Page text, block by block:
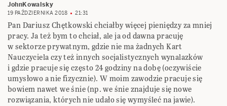
JohnKowalsky
19 PAŹDZIERNIKA 2018 21:31
Pan Dariusz Chętkowski chciałby więcej pieniędzy za mniej
pracy. Ja też bym to chciał, ale ja od ‎dawna pracuję
w sektorze prywatnym, gdzie nie ma żadnych Kart
Nauczyciela czy też innych ‎socjalistycznych wynalazków
i gdzie pracuje się często 24 godziny na dobę (oczywiście
umysłowo a ‎nie fizycznie). W moim zawodzie pracuje się
bowiem nawet we śnie (np. we śnie znajduje się nowe
‎rozwiązania, których nie udało się wymyśleć na jawie).‎